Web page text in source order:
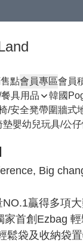
點會員專區會員
具用品
韓國
/安全凳帶圍牆式
墊嬰幼兒玩具/公仔
Big
贏得多項
家首創Ezbag
鬆袋及收納袋